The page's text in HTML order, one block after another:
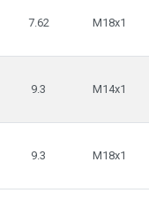
7.62 M18x1
9.3 M14x1
9.3 M18x1